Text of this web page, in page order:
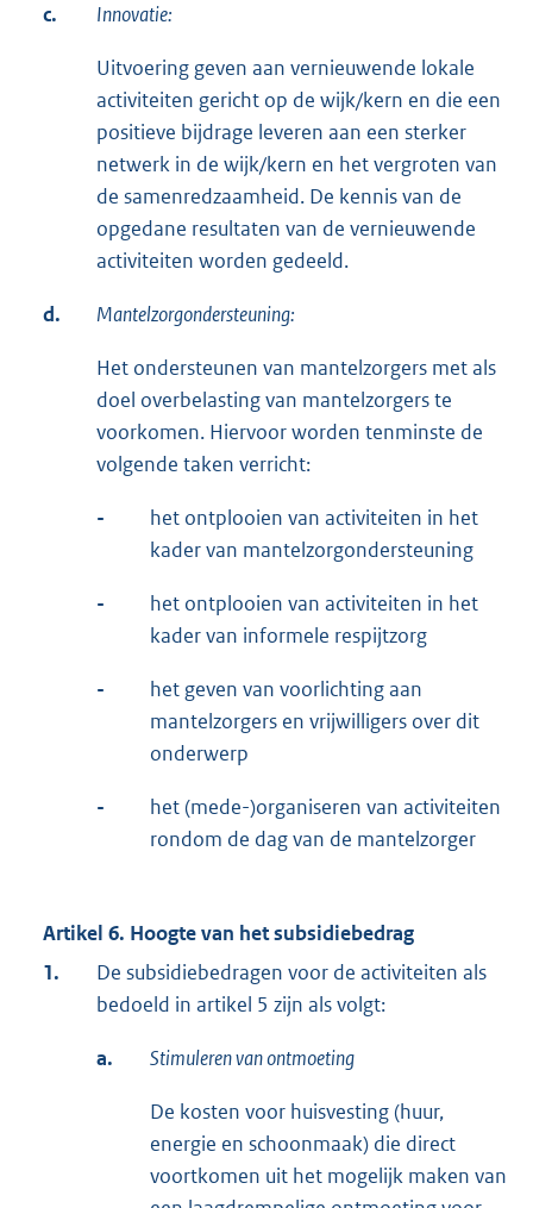
c. Innovatie:
Uitvoering geven aan vernieuwende lokale
activiteiten gericht op de wijk/kern en die een
positieve bijdrage leveren aan een sterker
netwerk in de wijk/kern en het vergroten van
de samenredzaamheid. De kennis van de
opgedane resultaten van de vernieuwende
activiteiten worden gedeeld.
d. Mantelzorgondersteuning:
Het ondersteunen van mantelzorgers met als
doel overbelasting van mantelzorgers te
voorkomen. Hiervoor worden tenminste de
volgende taken verricht:
-
het ontplooien van activiteiten in het
kader van mantelzorgondersteuning
-
het ontplooien van activiteiten in het
kader van informele respijtzorg
-
het geven van voorlichting aan
mantelzorgers en vrijwilligers over dit
onderwerp
-
het (mede-)organiseren van activiteiten
rondom de dag van de mantelzorger
Artikel 6. Hoogte van het subsidiebedrag
1.
De subsidiebedragen voor de activiteiten als
bedoeld in artikel 5 zijn als volgt:
a. Stimuleren van ontmoeting
De kosten voor huisvesting (huur,
energie en schoonmaak) die direct
voortkomen uit het mogelijk maken van